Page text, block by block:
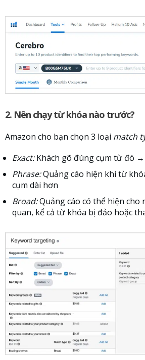
2. Nên chạy từ khóa nào trước?
Amazon cho bạn chọn 3 loại match
Exact:Khách gõ đúng cụm từ đó
Phrase:Quảng cáo hiện khi từ
cụm dài hơn
Broad:Quảng cáo có thể hiện cho
quan, kể cả từ khóa bị đảo hoặc